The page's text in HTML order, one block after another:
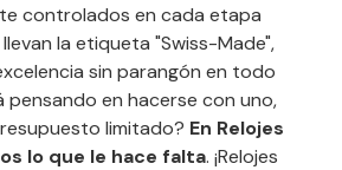
controlados en cada etapa
la etiqueta "Swiss-Made",
sin parangón en todo
pensando en hacerse con uno,
limitado? En Relojes
lo que le hace falta. ¡Relojes